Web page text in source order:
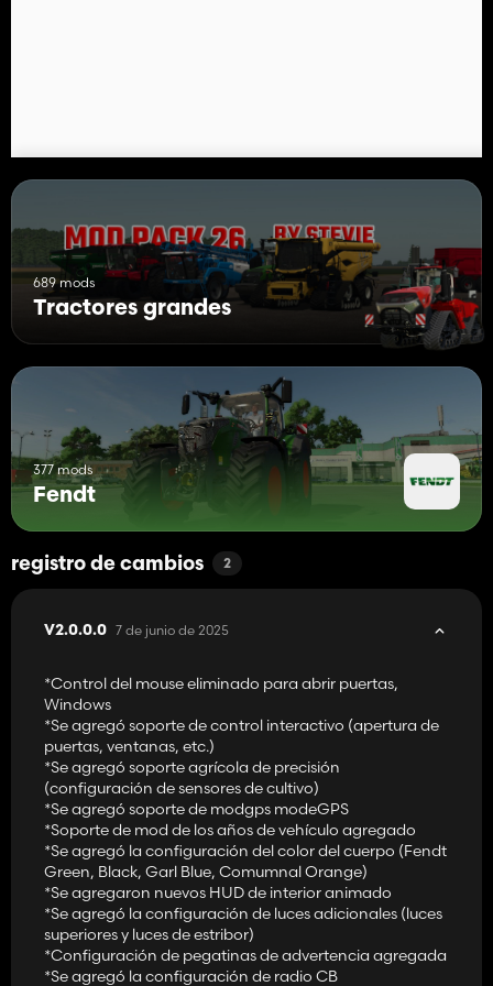
689 mods
Tractores grandes
377 mods
Fendt
registro de cambios 2
V2.0.0.0 7 de junio de 2025
*Control del mouse eliminado para abrir puertas,
Windows
*Se agregó soporte de control interactivo (apertura de
puertas, ventanas, etc.)
*Se agregó soporte agrícola de precisión
(configuración de sensores de cultivo)
*Se agregó soporte de modgps modeGPS
*Soporte de mod de los años de vehículo agregado
*Se agregó la configuración del color del cuerpo (Fendt
Green, Black, Garl Blue, Comumnal Orange)
*Se agregaron nuevos HUD de interior animado
*Se agregó la configuración de luces adicionales (luces
superiores y luces de estribor)
*Configuración de pegatinas de advertencia agregada
*Se agregó la configuración de radio CB